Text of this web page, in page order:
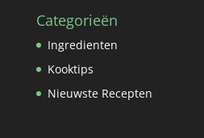
Categorieën
Ingredienten
Kooktips
Nieuwste Recepten